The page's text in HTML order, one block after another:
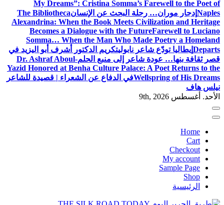
My Dreams”: Cristina Somma’s Farewell to the Poet of
Naples إدجار موران… رحلة البحث عن الإنسانThe Bibliotheca
Alexandrina: When the Book Meets Civilization and Heritage
Becomes a Dialogue with the FutureFarewell to Luciano
Somma… When the Man Who Made Poetry a Homeland
Departs إيطاليا تودّع شاعر نابوليتكريم الدكتور أشرف أبو اليزيد في
قصر ثقافة بنها… عودة شاعر إلى منبع الحلمDr. Ashraf Aboul-
Yazid Honored at Benha Culture Palace: A Poet Returns to the
Wellspring of His Dreamsفي الدفاع عن الشعراء | قصيدة للشاعر
نيلس هاف
الأحد. أغسطس 9th, 2026
Home
Cart
Checkout
My account
Sample Page
Shop
الرئيسية